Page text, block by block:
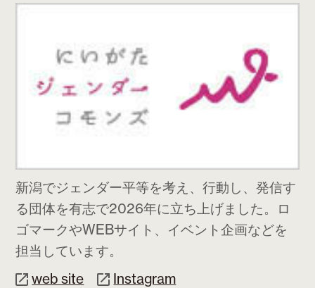
新潟でジェンダー平等を考え、行動し、発信す
る団体を有志で2026年に立ち上げました。ロ
ゴマークやWEBサイト、イベント企画などを
担当しています。
web site
Instagram